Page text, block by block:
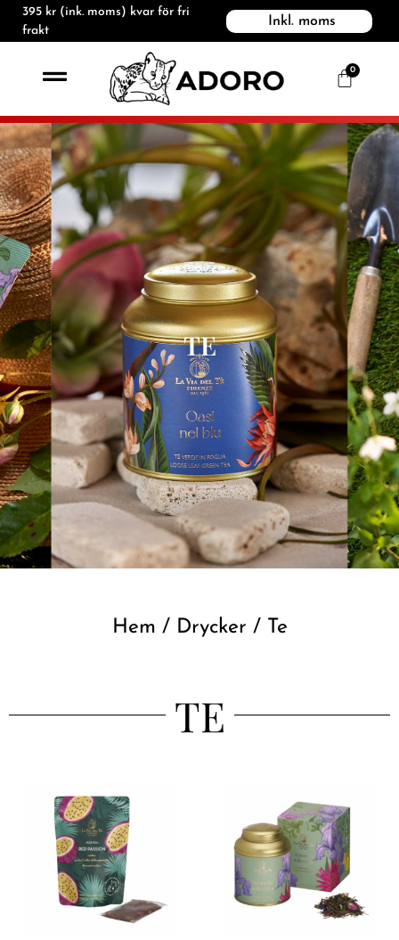
395 kr (ink. moms) kvar för fri
frakt
Inkl. moms
0
TE
Hem / Drycker / Te
TE